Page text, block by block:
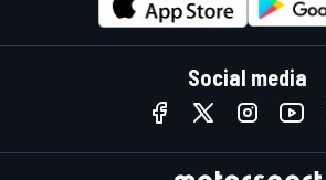
Social media